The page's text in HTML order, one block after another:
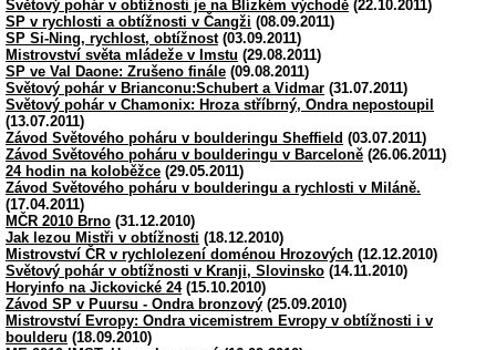
Světový pohár v obtížnosti je na Blízkém východě (22.10.2011)
SP v rychlosti a obtížnosti v Čangži (08.09.2011)
SP Si-Ning, rychlost, obtížnost(03.09.2011)
Mistrovství světa mládeže v Imstu (29.08.2011)
SP ve Val Daone: Zrušeno finále (09.08.2011)
Světový pohár v Brianconu:Schubert a Vidmar (31.07.2011)
Světový pohár v Chamonix: Hroza stříbrný, Ondra nepostoupil
(13.07.2011)
Závod Světového poháru v boulderingu Sheffield (03.07.2011)
Závod Světového poháru v boulderingu v Barceloně (26.06.2011)
24 hodin na koloběžce (29.05.2011)
Závod Světového poháru v boulderingu a rychlosti v Miláně.
(17.04.2011)
MČR 2010 Brno (31.12.2010)
Jak lezou Mistři v obtížnosti (18.12.2010)
Mistrovství ČR v rychlolezení doménou Hrozových (12.12.2010)
Světový pohár v obtížnosti v Kranji, Slovinsko (14.11.2010)
Horyinfo na Jickovické 24(15.10.2010)
Závod SP v Puursu - Ondra bronzový (25.09.2010)
Mistrovství Evropy: Ondra vicemistrem Evropy v obtížnosti i v
boulderu (18.09.2010)